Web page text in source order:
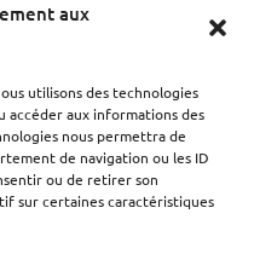
aux
utilisons des technologies
accéder aux informations des
nous permettra de
de navigation ou les ID
ou de retirer son
sur certaines caractéristiques
Mentions légales
par Utopia